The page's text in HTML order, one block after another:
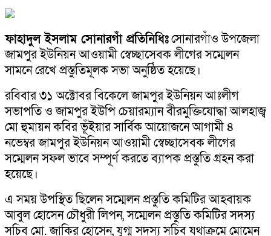
ফাহাদুল ইসলাম সোনারগাঁ প্রতিনিধিঃসোনারগাঁও উপজেলা
জামপুর ইউনিয়ন আওয়ামী স্বেচ্ছাসেবক লীগের সম্মেলন
সামনে রেখে প্রস্তুতিমূলক সভা অনুষ্ঠিত হয়েছে।
রবিবার ৩১ অক্টোবর বিকেলে জামপুর ইউনিয়ন আঃলীগ
সভাপতি ও জামপুর ইউপি চেয়ারম্যান বীরমুক্তিযোদ্ধা আলহাজ্ব
মো হুমায়ন কবির ভূঁইয়ার সার্বিক আয়োজনে আগামী ৪
নভেম্বর জামপুর ইউনিয়ন আওয়ামী স্বেচ্ছাসেবক লীগের
সম্মেলন সফল ভাবে সম্পূর্ণ করতে ব্যাপক প্রস্তুতি গ্রহন করা
হয়েছে।
এ সময় উপস্থিত ছিলেন সম্মেলন প্রস্তুতি কমিটির আহবায়ক
আবুল হোসেন চৌধুরী লিপন, সম্মেলন প্রস্তুতি কমিটির সদস্য
সচিব মো. জাকির হোসেন, যুগ্ম সদস্য সচিব যথাক্রমে মোমেন